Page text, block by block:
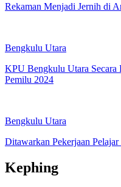
Rekaman Menjadi Jernih di
Bengkulu Utara
KPU Bengkulu Utara Secara
Pemilu 2024
Bengkulu Utara
Ditawarkan Pekerjaan
Kephing